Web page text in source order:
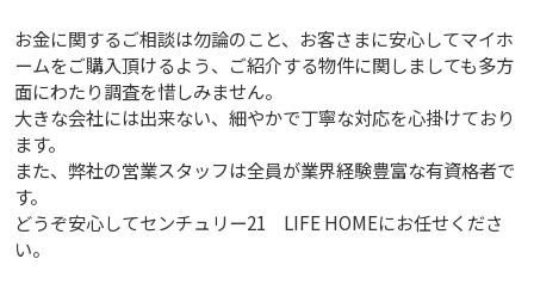
お金に関するご相談は勿論のこと、お客さまに安心してマイホ
ームをご購入頂けるよう、ご紹介する物件に関しましても多方
面にわたり調査を惜しみません。
大きな会社には出来ない、細やかで丁寧な対応を心掛けており
ます。
また、弊社の営業スタッフは全員が業界経験豊富な有資格者で
す。
どうぞ安心してセンチュリー21 LIFE HOMEにお任せくださ
い。